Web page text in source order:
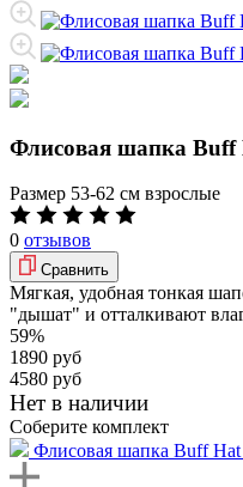
Флисовая шапка
Размер 53-62 см взрослые
0 отзывов
Сравнить
Мягкая, удобная тонкая
"дышат" и отталкивают
59%
1890 руб
4580 руб
Нет в наличии
Соберите комплект
Флисовая шапка Buff Hat